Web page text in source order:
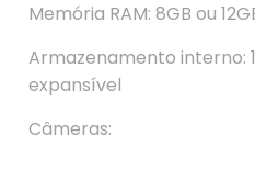
Memória RAM: 8GB ou
Armazenamento interno:
expansível
Câmeras: